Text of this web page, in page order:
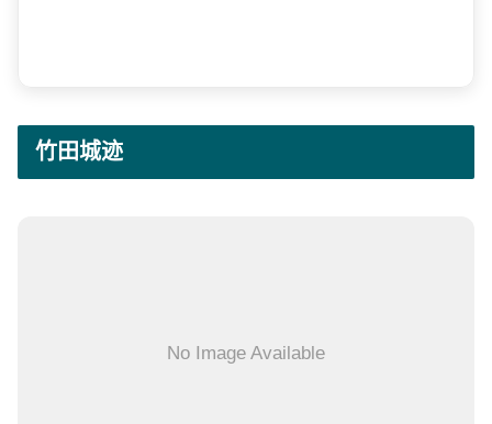
竹田城迹
No Image Available